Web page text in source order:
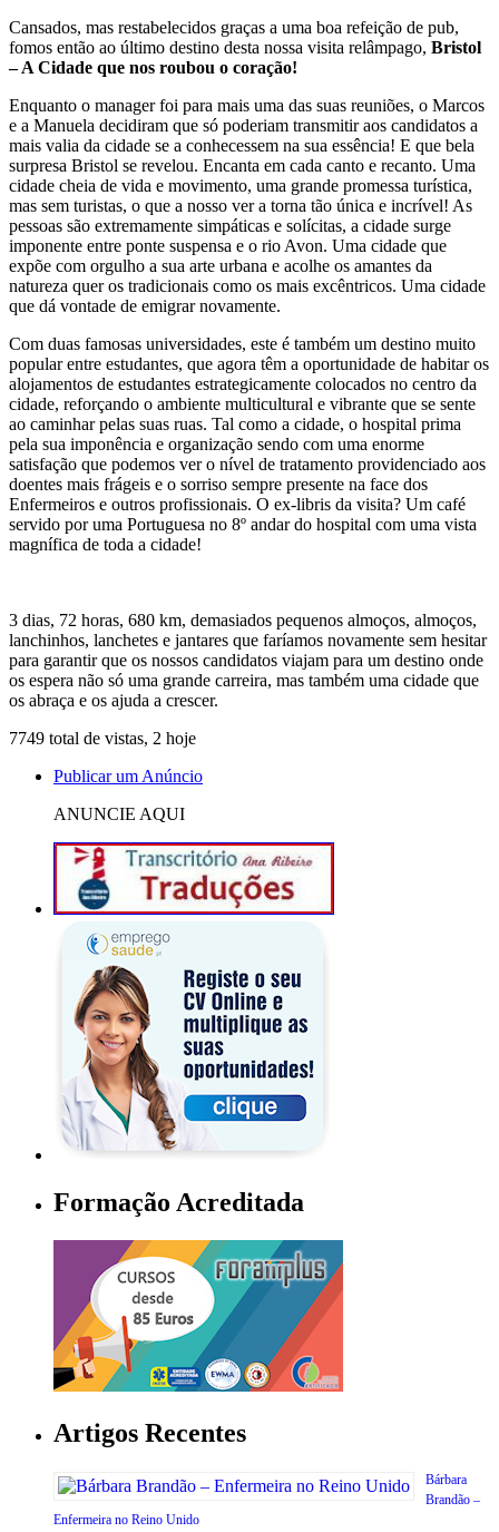
Cansados, mas restabelecidos graças a uma boa refeição de pub,
fomos então ao último destino desta nossa visita relâmpago, Bristol
– A Cidade que nos roubou o coração!
Enquanto o manager foi para mais uma das suas reuniões, o Marcos
e a Manuela decidiram que só poderiam transmitir aos candidatos a
mais valia da cidade se a conhecessem na sua essência! E que bela
surpresa Bristol se revelou. Encanta em cada canto e recanto. Uma
cidade cheia de vida e movimento, uma grande promessa turística,
mas sem turistas, o que a nosso ver a torna tão única e incrível! As
pessoas são extremamente simpáticas e solícitas, a cidade surge
imponente entre ponte suspensa e o rio Avon. Uma cidade que
expõe com orgulho a sua arte urbana e acolhe os amantes da
natureza quer os tradicionais como os mais excêntricos. Uma cidade
que dá vontade de emigrar novamente.
Com duas famosas universidades, este é também um destino muito
popular entre estudantes, que agora têm a oportunidade de habitar os
alojamentos de estudantes estrategicamente colocados no centro da
cidade, reforçando o ambiente multicultural e vibrante que se sente
ao caminhar pelas suas ruas. Tal como a cidade, o hospital prima
pela sua imponência e organização sendo com uma enorme
satisfação que podemos ver o nível de tratamento providenciado aos
doentes mais frágeis e o sorriso sempre presente na face dos
Enfermeiros e outros profissionais. O ex-libris da visita? Um café
servido por uma Portuguesa no 8º andar do hospital com uma vista
magnífica de toda a cidade!
3 dias, 72 horas, 680 km, demasiados pequenos almoços, almoços,
lanchinhos, lanchetes e jantares que faríamos novamente sem hesitar
para garantir que os nossos candidatos viajam para um destino onde
os espera não só uma grande carreira, mas também uma cidade que
os abraça e os ajuda a crescer.
7749 total de vistas, 2 hoje
Publicar um Anúncio
ANUNCIE AQUI
Formação Acreditada
Artigos Recentes
Bárbara
Brandão –
Enfermeira no Reino Unido